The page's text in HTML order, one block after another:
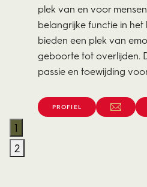
plek van en voor
belangrijke functie in
bieden een plek van
geboorte tot overlijden.
passie en toewijding
PROFIEL
1
2